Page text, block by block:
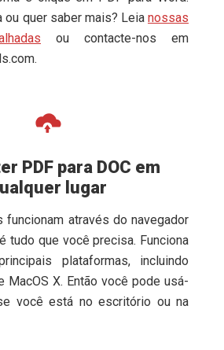
ou quer saber mais? Leia nossas
ou contacte-nos em
.
PDF para DOC em
lugar
através do navegador
tudo que você precisa. Funciona
plataformas, incluindo
MacOS X. Então você pode usá-
você está no escritório ou na